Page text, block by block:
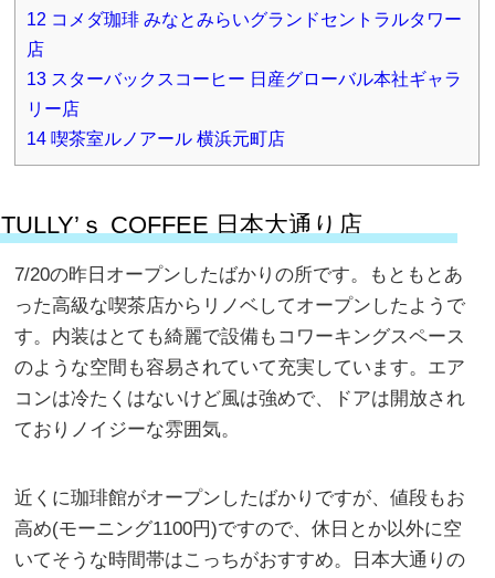
12 コメダ珈琲 みなとみらいグランドセントラルタワー
店
13 スターバックスコーヒー 日産グローバル本社ギャラ
リー店
14 喫茶室ルノアール 横浜元町店
TULLY’ｓ COFFEE 日本大通り店
7/20の昨日オープンしたばかりの所です。もともとあ
った高級な喫茶店からリノベしてオープンしたようで
す。内装はとても綺麗で設備もコワーキングスペース
のような空間も容易されていて充実しています。エア
コンは冷たくはないけど風は強めで、ドアは開放され
ておりノイジーな雰囲気。
近くに珈琲館がオープンしたばかりですが、値段もお
高め(モーニング1100円)ですので、休日とか以外に空
いてそうな時間帯はこっちがおすすめ。日本大通りの